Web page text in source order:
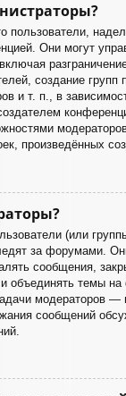
пользователи,
Они могут
создание групп
и т. п., в
произведённых
(или
за форумами.
сообщения,
объединять темы
модераторов —
сообщений